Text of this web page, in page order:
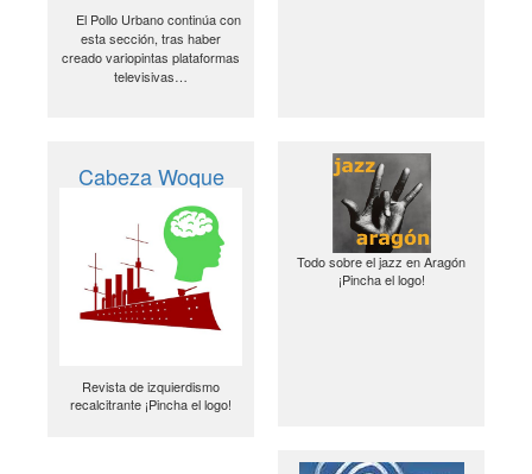
El Pollo Urbano continúa con
esta sección, tras haber
creado variopintas plataformas
televisivas…
Cabeza Woque
Revista de izquierdismo
recalcitrante ¡Pincha el logo!
Todo sobre el jazz en Aragón
¡Pincha el logo!